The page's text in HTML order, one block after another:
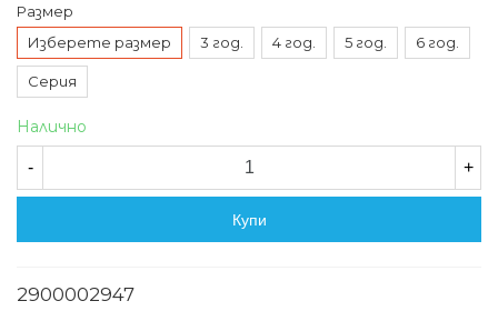
Размер
Изберете размер
3 год. 4 год. 5 год. 6 год.
Серия
Налично
- +
Купи
2900002947